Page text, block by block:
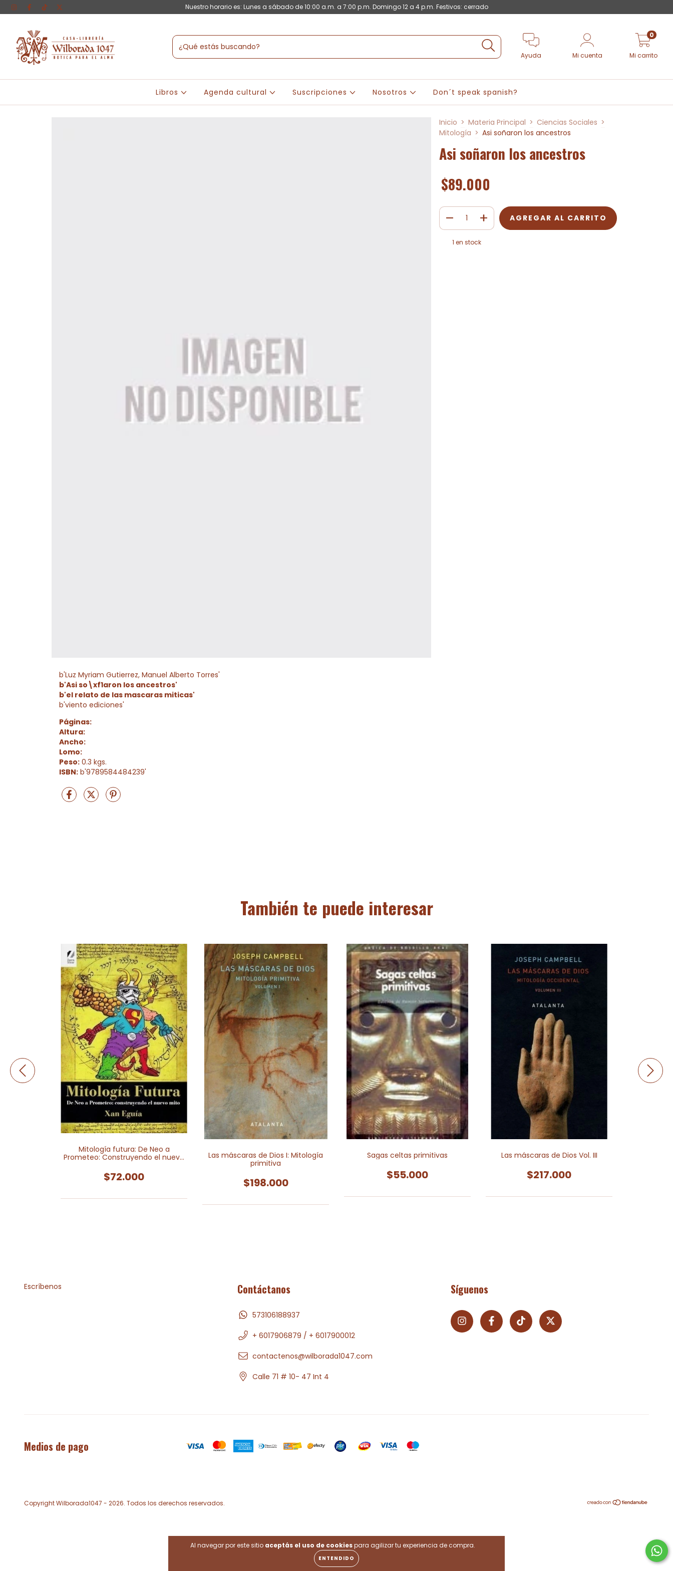
Nuestro horario es: Lunes a sábado de 10:00 a.m. a 7:00 p.m. Domingo 12 a 4 p.m. Festivos: cerrado
Ayuda Mi cuenta Mi carrito
0
Libros Agenda cultural Suscripciones Nosotros Don´t speak spanish?
Al navegar por este sitio aceptás el uso de cookiespara agilizar tu experiencia de compra.
ENTENDIDO
b'Luz Myriam Gutierrez, Manuel Alberto Torres'
b'Asi so\xf1aron los ancestros'
b'el relato de las mascaras miticas'
b'viento ediciones'
Páginas:
Altura:
Ancho:
Lomo:
Peso: 0.3 kgs.
ISBN: b'9789584484239'
Inicio > Materia Principal > Ciencias Sociales >
Mitología > Asi soñaron los ancestros
Asi soñaron los ancestros
$89.000
1 en stock
También te puede interesar
Mitología futura: De Neo a
Prometeo: Construyendo el nuevo
$72.000
Las máscaras de Dios I: Mitología
primitiva
$198.000
Sagas celtas primitivas
$55.000
Las máscaras de Dios Vol. III
$217.000
Escríbenos Contáctanos
573106188937
+ 6017906879 / + 6017900012
contactenos@wilborada1047.com
Calle 71 # 10- 47 Int 4
Síguenos
Medios de pago
Copyright Wilborada1047 - 2026. Todos los derechos reservados.